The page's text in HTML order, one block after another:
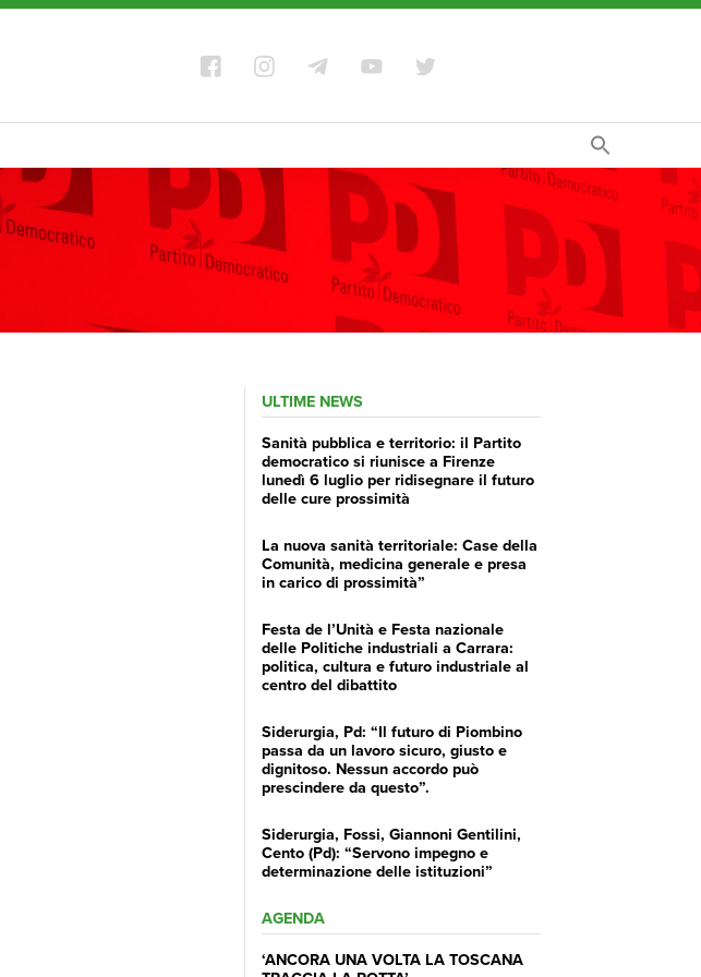
ULTIME NEWS
Sanità pubblica e territorio: il Partito
democratico si riunisce a Firenze
lunedì 6 luglio per ridisegnare il futuro
delle cure prossimità
La nuova sanità territoriale: Case della
Comunità, medicina generale e presa
in carico di prossimità”
Festa de l’Unità e Festa nazionale
delle Politiche industriali a Carrara:
politica, cultura e futuro industriale al
centro del dibattito
Siderurgia, Pd: “Il futuro di Piombino
passa da un lavoro sicuro, giusto e
dignitoso. Nessun accordo può
prescindere da questo”.
Siderurgia, Fossi, Giannoni Gentilini,
Cento (Pd): “Servono impegno e
determinazione delle istituzioni”
AGENDA
‘ANCORA UNA VOLTA LA TOSCANA